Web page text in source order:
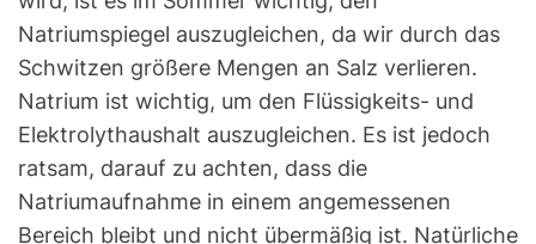
Natriumspiegel auszugleichen, da wir durch das
Schwitzen größere Mengen an Salz verlieren.
Natrium ist wichtig, um den Flüssigkeits- und
Elektrolythaushalt auszugleichen. Es ist jedoch
ratsam, darauf zu achten, dass die
Natriumaufnahme in einem angemessenen
Bereich bleibt und nicht übermäßig ist. Natürliche